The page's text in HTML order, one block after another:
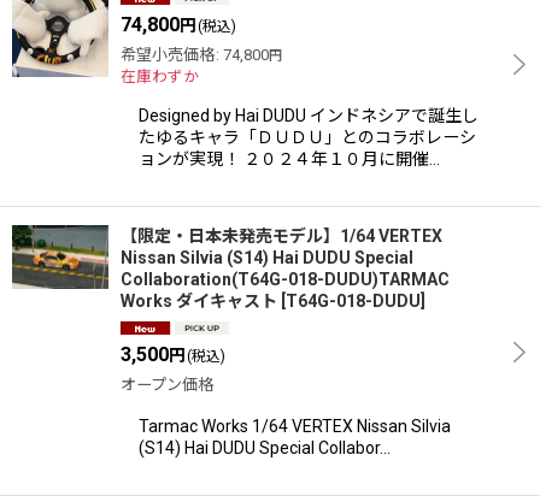
74,800円 (税込)
希望小売価格: 74,800円
在庫わずか
Designed by Hai DUDU インドネシアで誕生し
たゆるキャラ「ＤＵＤＵ」とのコラボレーシ
ョンが実現！ ２０２４年１０月に開催…
【限定・日本未発売モデル】1/64 VERTEX
Nissan Silvia (S14) Hai DUDU Special
Collaboration(T64G-018-DUDU)TARMAC
Works ダイキャスト T64G-018-DUDU
3,500円 (税込)
オープン価格
Tarmac Works 1/64 VERTEX Nissan Silvia
(S14) Hai DUDU Special Collabor…